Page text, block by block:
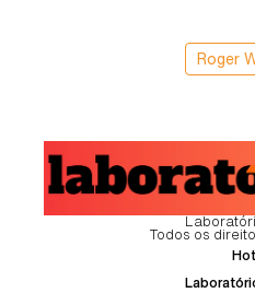
Roger
Todos os